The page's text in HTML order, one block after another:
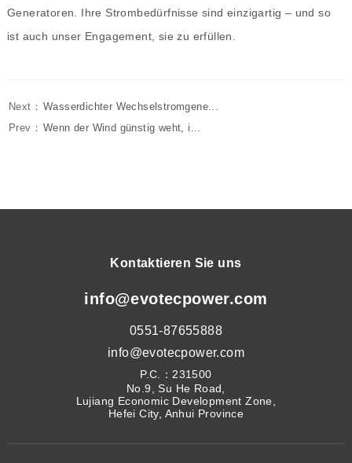
Generatoren. Ihre Strombedürfnisse sind einzigartig – und so
ist auch unser Engagement, sie zu erfüllen.
Next： Wasserdichter Wechselstromgene...
Prev： Wenn der Wind günstig weht, i...
Kontaktieren Sie uns
info@evotecpower.com
0551-87655888
info@evotecpower.com
P.C.：231500
No.9, Su He Road,
Lujiang Economic Development Zone,
Hefei City, Anhui Province